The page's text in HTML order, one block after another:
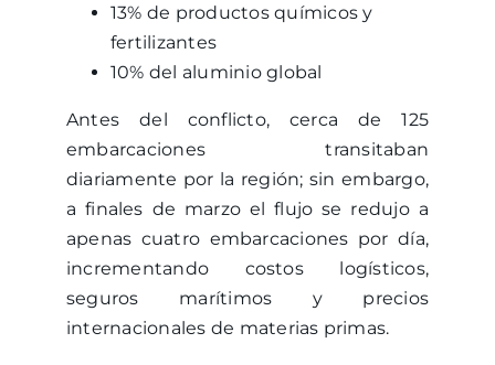
13% de productos químicos y
fertilizantes
10% del aluminio global
Antes del conflicto, cerca de 125
embarcaciones transitaban
diariamente por la región; sin embargo,
a finales de marzo el flujo se redujo a
apenas cuatro embarcaciones por día,
incrementando costos logísticos,
seguros marítimos y precios
internacionales de materias primas.